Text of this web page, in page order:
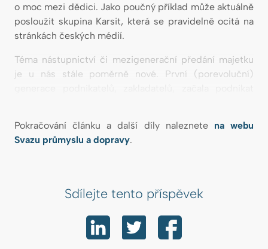
o moc mezi dědici. Jako poučný příklad může aktuálně
posloužit skupina Karsit, která se pravidelně ocitá na
stránkách českých médií.
Téma nástupnictví či mezigenerační předání majetku
je u nás stále poměrně nové. První (porevoluční)
předání složité? Vždyť není nic jednoduššího než
sepsat závěť či darovat podíly dětem, a říci, kdo firmu
Pokračování článku a další díly naleznete na webu
Svazu průmyslu a dopravy.
Sdílejte tento příspěvek